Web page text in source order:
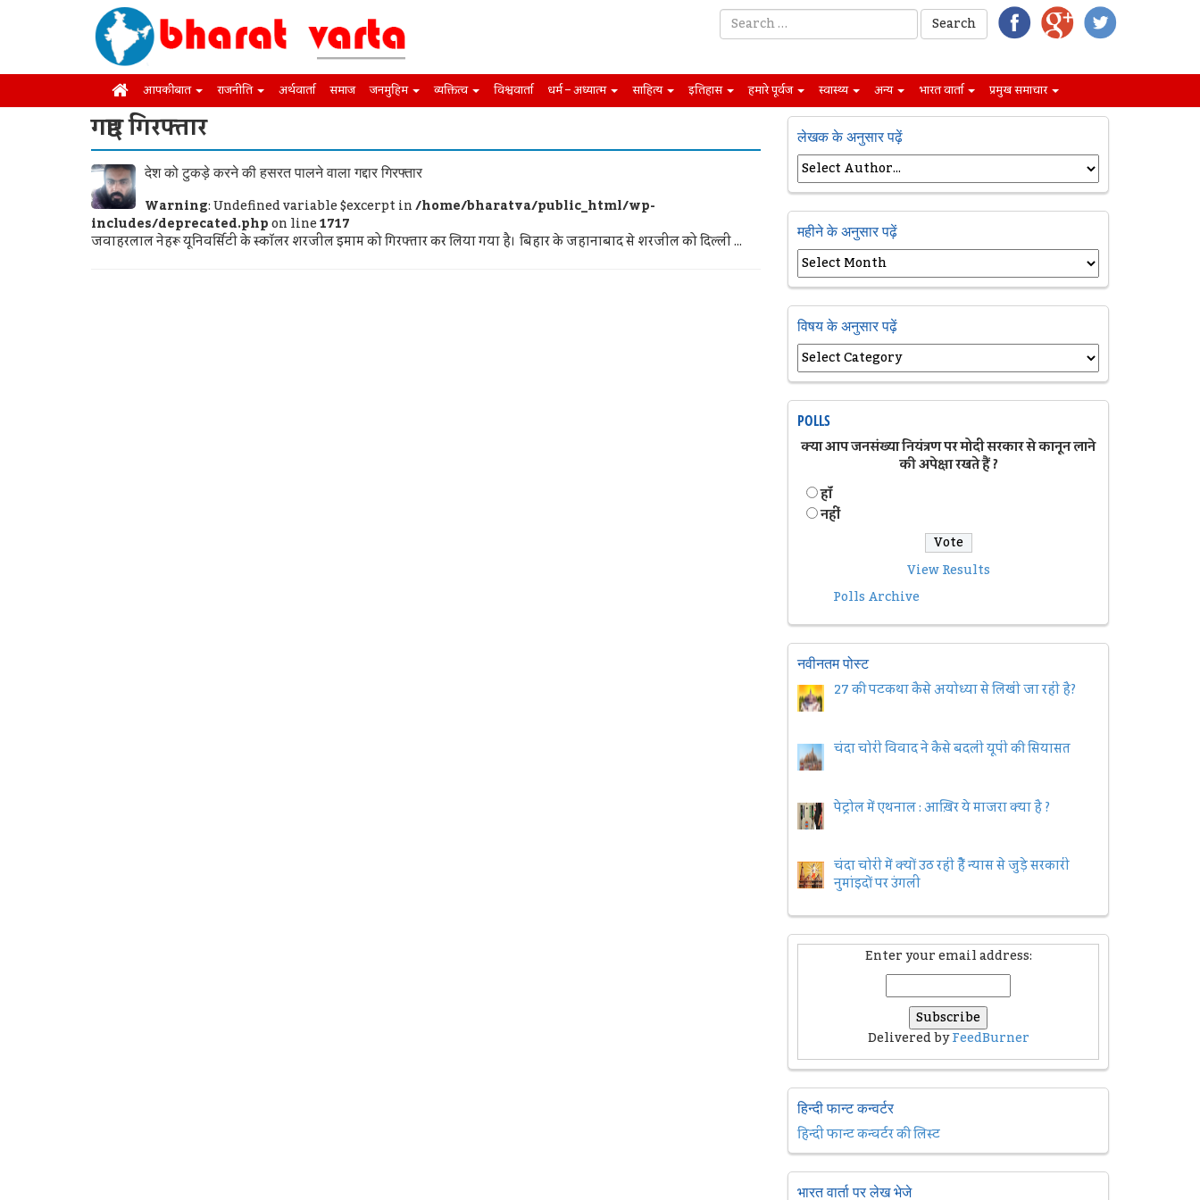
आपकी बात राजनीति अर्थवार्ता समाज जनमुहिम व्यक्तित्व विश्ववार्ता धर्म – अध्यात्म साहित्य इतिहास हमारे पूर्वज स्वास्थ्य अन्य भारत वार्ता प्रमुख समाचार
गद्दार गिरफ्तार
देश को टुकड़े करने की हसरत पालने वाला गद्दार गिरफ्तार
Warning: Undefined variable $excerpt in/home/bharatva/public_html/wp-
includes/deprecated.phpon line1717
जवाहरलाल नेहरू यूनिवर्सिटी के स्कॉलर शरजील इमाम को गिरफ्तार कर लिया गया है। बिहार के जहानाबाद से शरजील को दिल्ली ...
लेखक के अनुसार पढ़ें
महीने के अनुसार पढ़ें
विषय के अनुसार पढ़ें
POLLS
क्या आप जनसंख्या नियंत्रण पर मोदी सरकार से कानून लाने
की अपेक्षा रखते हैं ?
हॉं
नहीं
View Results
Polls Archive
नवीनतम पोस्ट
27 की पटकथा कैसे अयोध्या से लिखी जा रही है?
चंदा चोरी विवाद ने कैसे बदली यूपी की सियासत
पेट्रोल में एथनाल : आख़िर ये माजरा क्या है ?
चंदा चोरी में क्यों उठ रही हैैं न्यास से जुड़े सरकारी
नुमांइदों पर उंगली
Enter your email address:
Delivered byFeedBurner
हिन्दी फान्ट कन्वर्टर
हिन्दी फान्ट कन्वर्टर की लिस्ट
भारत वार्ता पर लेख भेजे